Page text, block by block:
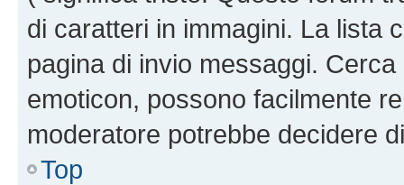
di caratteri in immagini. La lista
pagina di invio messaggi.
emoticon, possono facilmente
moderatore potrebbe decidere
Top